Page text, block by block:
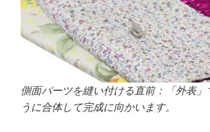
側面パーツを縫い付ける直前：「外表」
うに合体して完成に向かいます。